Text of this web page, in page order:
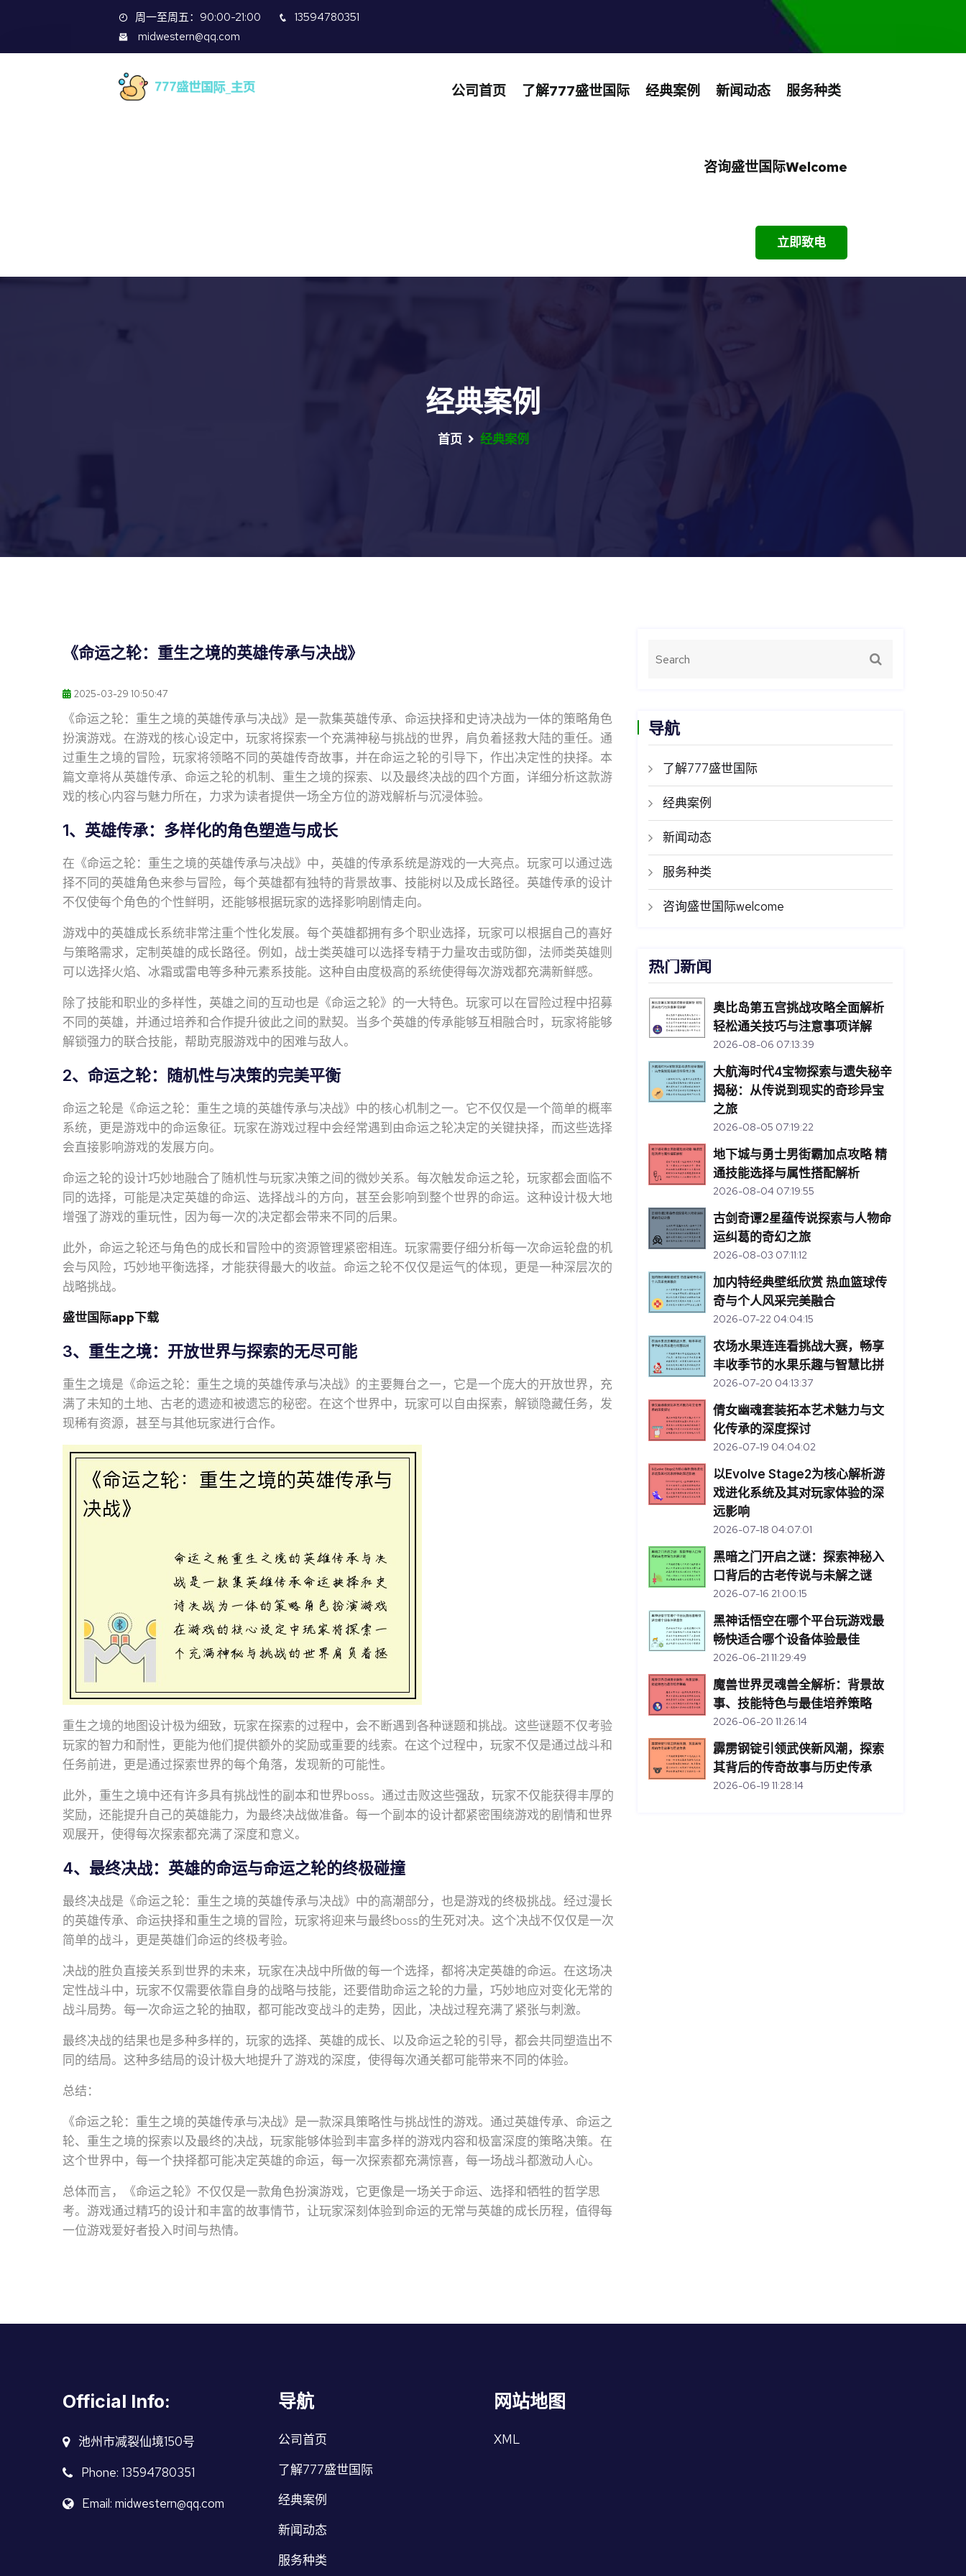
周一至周五：90:00-21:00
13594780351
midwestern@qq.com
公司首页 了解777盛世国际 经典案例 新闻动态 服务种类
咨询盛世国际welcome
立即致电
经典案例
首页 经典案例
《命运之轮：重生之境的英雄传承与决战》
2025-03-29 10:50:47
《命运之轮：重生之境的英雄传承与决战》是一款集英雄传承、命运抉择和史诗决战为一体的策略角色
扮演游戏。在游戏的核心设定中，玩家将探索一个充满神秘与挑战的世界，肩负着拯救大陆的重任。通
过重生之境的冒险，玩家将领略不同的英雄传奇故事，并在命运之轮的引导下，作出决定性的抉择。本
篇文章将从英雄传承、命运之轮的机制、重生之境的探索、以及最终决战的四个方面，详细分析这款游
戏的核心内容与魅力所在，力求为读者提供一场全方位的游戏解析与沉浸体验。
1、英雄传承：多样化的角色塑造与成长
在《命运之轮：重生之境的英雄传承与决战》中，英雄的传承系统是游戏的一大亮点。玩家可以通过选
择不同的英雄角色来参与冒险，每个英雄都有独特的背景故事、技能树以及成长路径。英雄传承的设计
不仅使每个角色的个性鲜明，还能够根据玩家的选择影响剧情走向。
游戏中的英雄成长系统非常注重个性化发展。每个英雄都拥有多个职业选择，玩家可以根据自己的喜好
与策略需求，定制英雄的成长路径。例如，战士类英雄可以选择专精于力量攻击或防御，法师类英雄则
可以选择火焰、冰霜或雷电等多种元素系技能。这种自由度极高的系统使得每次游戏都充满新鲜感。
除了技能和职业的多样性，英雄之间的互动也是《命运之轮》的一大特色。玩家可以在冒险过程中招募
不同的英雄，并通过培养和合作提升彼此之间的默契。当多个英雄的传承能够互相融合时，玩家将能够
解锁强力的联合技能，帮助克服游戏中的困难与敌人。
2、命运之轮：随机性与决策的完美平衡
命运之轮是《命运之轮：重生之境的英雄传承与决战》中的核心机制之一。它不仅仅是一个简单的概率
系统，更是游戏中的命运象征。玩家在游戏过程中会经常遇到由命运之轮决定的关键抉择，而这些选择
会直接影响游戏的发展方向。
命运之轮的设计巧妙地融合了随机性与玩家决策之间的微妙关系。每次触发命运之轮，玩家都会面临不
同的选择，可能是决定英雄的命运、选择战斗的方向，甚至会影响到整个世界的命运。这种设计极大地
增强了游戏的重玩性，因为每一次的决定都会带来不同的后果。
此外，命运之轮还与角色的成长和冒险中的资源管理紧密相连。玩家需要仔细分析每一次命运轮盘的机
会与风险，巧妙地平衡选择，才能获得最大的收益。命运之轮不仅仅是运气的体现，更是一种深层次的
战略挑战。
盛世国际app下载
3、重生之境：开放世界与探索的无尽可能
重生之境是《命运之轮：重生之境的英雄传承与决战》的主要舞台之一，它是一个庞大的开放世界，充
满了未知的土地、古老的遗迹和被遗忘的秘密。在这个世界中，玩家可以自由探索，解锁隐藏任务，发
现稀有资源，甚至与其他玩家进行合作。
重生之境的地图设计极为细致，玩家在探索的过程中，会不断遇到各种谜题和挑战。这些谜题不仅考验
玩家的智力和耐性，更能为他们提供额外的奖励或重要的线索。在这个过程中，玩家不仅是通过战斗和
任务前进，更是通过探索世界的每个角落，发现新的可能性。
此外，重生之境中还有许多具有挑战性的副本和世界boss。通过击败这些强敌，玩家不仅能获得丰厚的
奖励，还能提升自己的英雄能力，为最终决战做准备。每一个副本的设计都紧密围绕游戏的剧情和世界
观展开，使得每次探索都充满了深度和意义。
4、最终决战：英雄的命运与命运之轮的终极碰撞
最终决战是《命运之轮：重生之境的英雄传承与决战》中的高潮部分，也是游戏的终极挑战。经过漫长
的英雄传承、命运抉择和重生之境的冒险，玩家将迎来与最终boss的生死对决。这个决战不仅仅是一次
简单的战斗，更是英雄们命运的终极考验。
决战的胜负直接关系到世界的未来，玩家在决战中所做的每一个选择，都将决定英雄的命运。在这场决
定性战斗中，玩家不仅需要依靠自身的战略与技能，还要借助命运之轮的力量，巧妙地应对变化无常的
战斗局势。每一次命运之轮的抽取，都可能改变战斗的走势，因此，决战过程充满了紧张与刺激。
最终决战的结果也是多种多样的，玩家的选择、英雄的成长、以及命运之轮的引导，都会共同塑造出不
同的结局。这种多结局的设计极大地提升了游戏的深度，使得每次通关都可能带来不同的体验。
总结：
《命运之轮：重生之境的英雄传承与决战》是一款深具策略性与挑战性的游戏。通过英雄传承、命运之
轮、重生之境的探索以及最终的决战，玩家能够体验到丰富多样的游戏内容和极富深度的策略决策。在
这个世界中，每一个抉择都可能决定英雄的命运，每一次探索都充满惊喜，每一场战斗都激动人心。
总体而言，《命运之轮》不仅仅是一款角色扮演游戏，它更像是一场关于命运、选择和牺牲的哲学思
考。游戏通过精巧的设计和丰富的故事情节，让玩家深刻体验到命运的无常与英雄的成长历程，值得每
一位游戏爱好者投入时间与热情。
导航
了解777盛世国际
经典案例
新闻动态
服务种类
咨询盛世国际welcome
热门新闻
奥比岛第五宫挑战攻略全面解析
轻松通关技巧与注意事项详解
2026-08-06 07:13:39
大航海时代4宝物探索与遗失秘辛
揭秘：从传说到现实的奇珍异宝
之旅
2026-08-05 07:19:22
地下城与勇士男街霸加点攻略 精
通技能选择与属性搭配解析
2026-08-04 07:19:55
古剑奇谭2星蕴传说探索与人物命
运纠葛的奇幻之旅
2026-08-03 07:11:12
加内特经典壁纸欣赏 热血篮球传
奇与个人风采完美融合
2026-07-22 04:04:15
农场水果连连看挑战大赛，畅享
丰收季节的水果乐趣与智慧比拼
2026-07-20 04:13:37
倩女幽魂套装拓本艺术魅力与文
化传承的深度探讨
2026-07-19 04:04:02
以Evolve Stage2为核心解析游
戏进化系统及其对玩家体验的深
远影响
2026-07-18 04:07:01
黑暗之门开启之谜：探索神秘入
口背后的古老传说与未解之谜
2026-07-16 21:00:15
黑神话悟空在哪个平台玩游戏最
畅快适合哪个设备体验最佳
2026-06-21 11:29:49
魔兽世界灵魂兽全解析：背景故
事、技能特色与最佳培养策略
2026-06-20 11:26:14
霹雳钢锭引领武侠新风潮，探索
其背后的传奇故事与历史传承
2026-06-19 11:28:14
Official Info:
池州市减裂仙境150号
Phone: 13594780351
Email: midwestern@qq.com
导航
公司首页
了解777盛世国际
经典案例
新闻动态
服务种类
网站地图
XML